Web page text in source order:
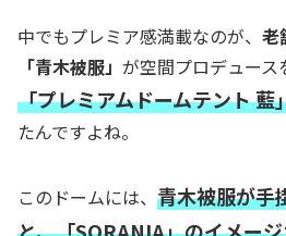
中でもプレミア感満載なのが、 老
「青木被服」 が空間プロデュース
「プレミアムドームテント 藍
たんですよね。
このドームには、 青木被服が手